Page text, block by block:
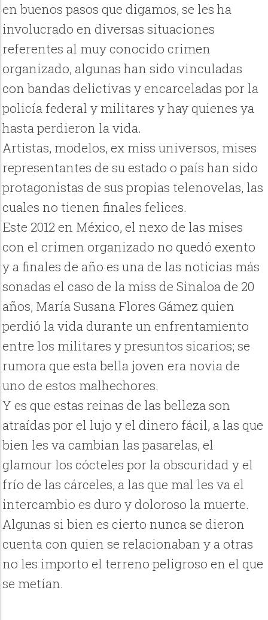
en buenos pasos que digamos, se les ha
involucrado en diversas situaciones
referentes al muy conocido crimen
organizado, algunas han sido vinculadas
con bandas delictivas y encarceladas por la
policía federal y militares y hay quienes ya
hasta perdieron la vida.
Artistas, modelos, ex miss universos, mises
representantes de su estado o país han sido
protagonistas de sus propias telenovelas, las
cuales no tienen finales felices.
Este 2012 en México, el nexo de las mises
con el crimen organizado no quedó exento
y a finales de año es una de las noticias más
sonadas el caso de la miss de Sinaloa de 20
años, María Susana Flores Gámez quien
perdió la vida durante un enfrentamiento
entre los militares y presuntos sicarios; se
rumora que esta bella joven era novia de
uno de estos malhechores.
Y es que estas reinas de las belleza son
atraídas por el lujo y el dinero fácil, a las que
bien les va cambian las pasarelas, el
glamour los cócteles por la obscuridad y el
frío de las cárceles, a las que mal les va el
intercambio es duro y doloroso la muerte.
Algunas si bien es cierto nunca se dieron
cuenta con quien se relacionaban y a otras
no les importo el terreno peligroso en el que
se metían.